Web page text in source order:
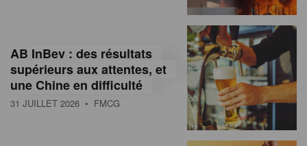
n
o
AB InBev : des résultats
supérieurs aux attentes, et
une Chine en difficulté
31 JUILLET 2026 • FMCG